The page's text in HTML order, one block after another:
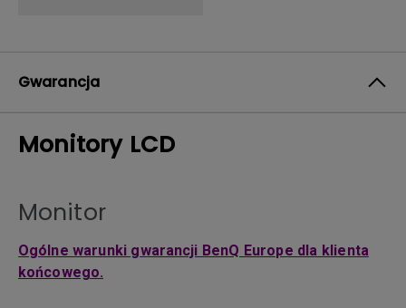
Gwarancja
Monitory LCD
Monitor
Ogólne warunki gwarancji BenQ Europe dla klienta
końcowego.